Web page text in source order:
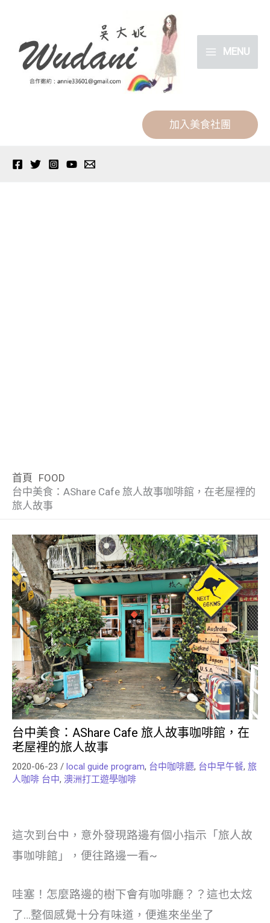
MENU
加入美食社團
首頁 FOOD
台中美食：AShare Cafe 旅人故事咖啡館，在老屋裡的
旅人故事
台中美食：AShare Cafe 旅人故事咖啡館，在
老屋裡的旅人故事
2020-06-23 / local guide program, 台中咖啡廳, 台中早午餐, 旅
人咖啡 台中, 澳洲打工遊學咖啡
這次到台中，意外發現路邊有個小指示「旅人故
事咖啡館」，便往路邊一看~
哇塞！怎麼路邊的樹下會有咖啡廳？？這也太炫
了…整個感覺十分有味道，便進來坐坐了